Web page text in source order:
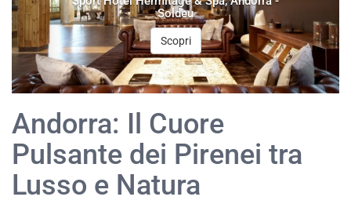
Soldeu
Scopri
Andorra: Il Cuore
Pulsante dei Pirenei tra
Lusso e Natura